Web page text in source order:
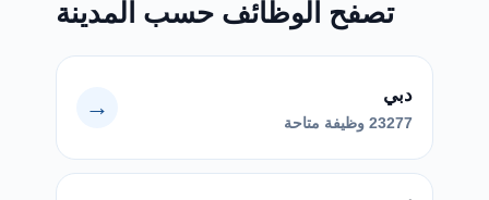
تصفح الوظائف حسب المدينة
دبي
23277 وظيفة متاحة
→